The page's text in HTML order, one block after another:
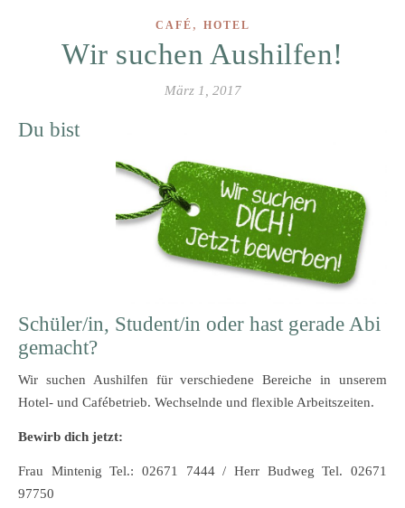
CAFÉ , HOTEL
Wir suchen Aushilfen!
März 1, 2017
Du bist
Schüler/in, Student/in oder hast gerade Abi
gemacht?
Wir suchen Aushilfen für verschiedene Bereiche in unserem
Hotel- und Cafébetrieb. Wechselnde und flexible Arbeitszeiten.
Bewirb dich jetzt:
Frau Mintenig Tel.: 02671 7444 / Herr Budweg Tel. 02671
97750